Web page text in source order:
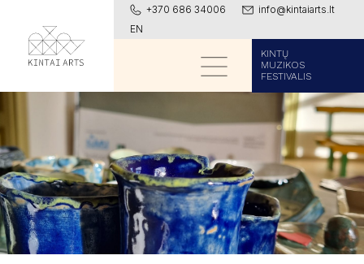
+370 686 34006
info@kintaiarts.lt
EN
KINTŲ
MUZIKOS
FESTIVALIS